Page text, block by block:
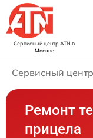
Сервисный центр ATN в
Москве
Сервисный
Ремонт
прицела